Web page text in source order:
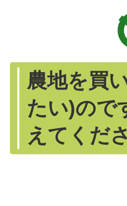
農地を買
たい)ので
えてくだ